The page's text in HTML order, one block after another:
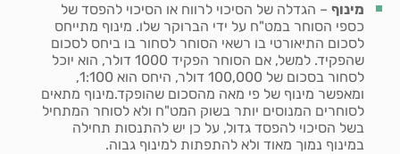
מינוף – הגדלה של הסיכוי לרווח או הסיכוי להפסד של
כספי הסוחר במט"ח על ידי הברוקר שלו. מינוף מתייחס
לסכום התיאורטי בו רשאי הסוחר לסחור בו ביחס לסכום
שהפקיד. למשל, אם הסוחר הפקיד 1000 דולר, הוא יוכל
לסחור בסכום של 100,000 דולר, היחס הוא 1:100,
ומאפשר מינוף של פי מאה מהסכום שהופקד.מינוף מתאים
לסוחרים המנוסים יותר בשוק המט"ח ולא לסוחר המתחיל
בשל הסיכוי להפסד גדול, על כן יש להתנסות תחילה
במינוף נמוך מאוד ולא להתפתות למינוף גבוה.